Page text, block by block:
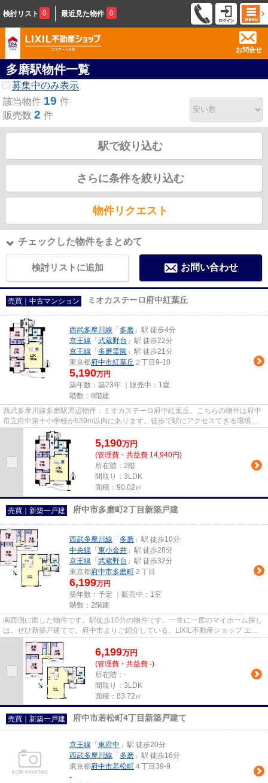
検討リスト 0 最近見た物件 0
お問合せ
多磨駅物件一覧
募集中のみ表示
該当物件 19 件
販売数 2 件
駅で絞り込む
さらに条件を絞り込む
物件リクエスト
チェックした物件をまとめて
検討リストに追加 お問い合わせ
売買｜中古マンション ミオカステーロ府中紅葉丘
西武多摩川線 「 多磨 」駅 徒歩4分
京王線 「 武蔵野台 」駅 徒歩22分
京王線 「 多磨霊園 」駅 徒歩21分
東京都府中市紅葉丘 ２丁目9-10
5,190万円
築年数：築23年 ｜販売中： 1室
階数：8階建
西武多摩川線多磨駅周辺物件：ミオカステーロ府中紅葉丘。こちらの物件は府中
市立府中第十小学校が639m以内にあります。徒歩で駅にアクセスできる環境が
嬉しい、駅徒歩4分圏内の物件で...
5,190万円
(管理費・共益費 14,940円)
所在階：2階
間取り：3LDK
面積：90.02㎡
売買｜新築一戸建 府中市多磨町2丁目新築戸建
西武多摩川線 「 多磨 」駅 徒歩10分
中央線 「 東小金井 」駅 徒歩28分
京王線 「 武蔵野台 」駅 徒歩32分
東京都府中市多磨町 ２丁目
6,199万円
築年数：予定 ｜販売中： 1室
階数：2階建
南西側に面した物件です。駅徒歩10分の物件です。一生に一度のマイホーム探し
は、ぜひ新築戸建てで。府中市よりご紹介している、LIXIL不動産ショップ エス
テート三松がお勧めする西武...
6,199万円
(管理費・共益費 -)
所在階：-
間取り：3LDK
面積：83.72㎡
売買｜新築一戸建 府中市若松町4丁目新築戸建て
京王線 「 東府中 」駅 徒歩20分
西武多摩川線 「 多磨 」駅 徒歩16分
東京都府中市若松町 ４丁目39-9
-